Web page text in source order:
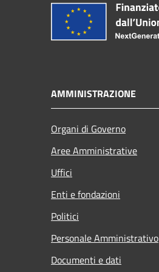
AMMINISTRAZIONE
Organi di Governo
Aree Amministrative
Uffici
Enti e fondazioni
Politici
Personale Amministrativo
Documenti e dati